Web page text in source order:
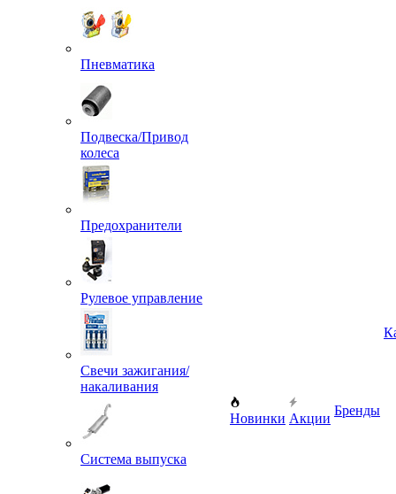
Пневматика
Подвеска/Привод
колеса
Предохранители
Рулевое управление
Свечи зажигания/
накаливания
Система выпуска
Новинки Акции
Бренды